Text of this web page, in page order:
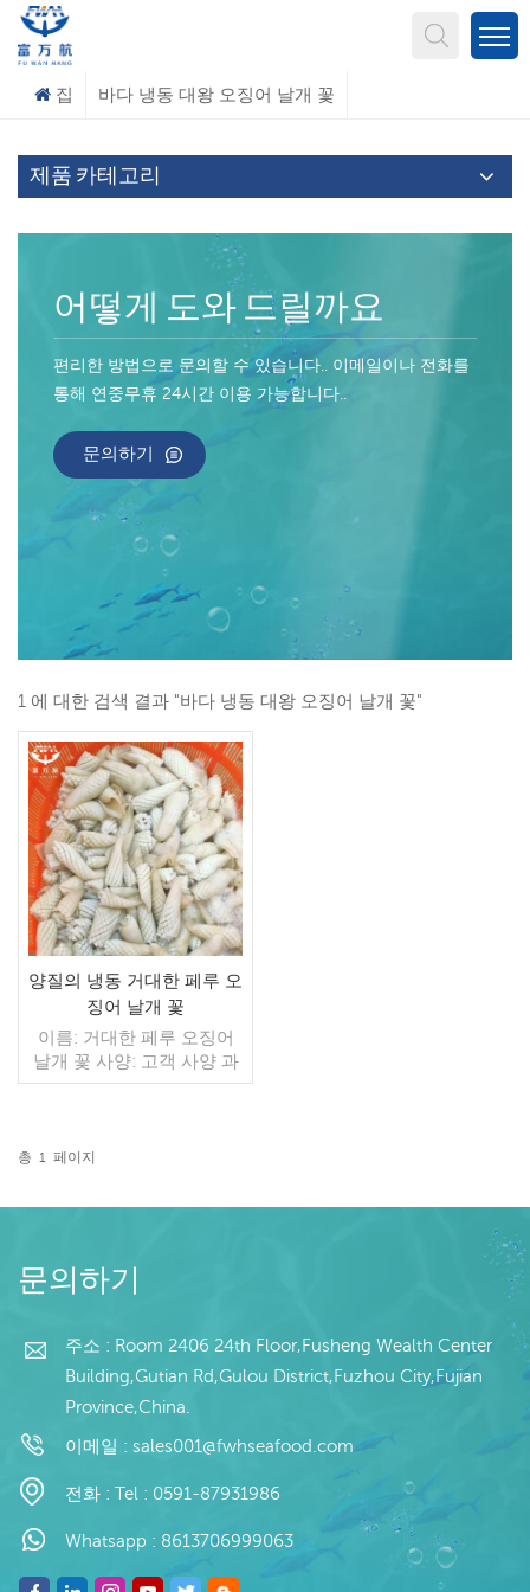
집 바다 냉동 대왕 오징어 날개 꽃
제품 카테고리
어떻게 도와 드릴까요
편리한 방법으로 문의할 수 있습니다.. 이메일이나 전화를
통해 연중무휴 24시간 이용 가능합니다..
문의하기
1 에 대한 검색 결과 "바다 냉동 대왕 오징어 날개 꽃"
양질의 냉동 거대한 페루 오
징어 날개 꽃
이름: 거대한 페루 오징어
날개 꽃 사양: 고객 사양 과
정: 희게 글레이징: IQF
판매 모델: 도매/수출 최소.
피트 컨테이너 지불: 보자마
20일 이내 원산지: 중국 브
랜드: 푸 왕 행
총 1 페이지
문의하기
주소 : Room 2406 24th Floor,Fusheng Wealth Center
Building,Gutian Rd,Gulou District,Fuzhou City,Fujian
Province,China.
이메일 : sales001@fwhseafood.com
전화 : Tel : 0591-87931986
Whatsapp : 8613706999063